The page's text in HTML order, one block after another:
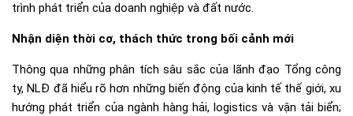
trình phát triển của doanh nghiệp và đất nước.
Nhận diện thời cơ, thách thức trong bối cảnh mới
Thông qua những phân tích sâu sắc của lãnh đạo Tổng công
ty, NLĐ đã hiểu rõ hơn những biến động của kinh tế thế giới, xu
hướng phát triển của ngành hàng hải, logistics và vận tải biển;